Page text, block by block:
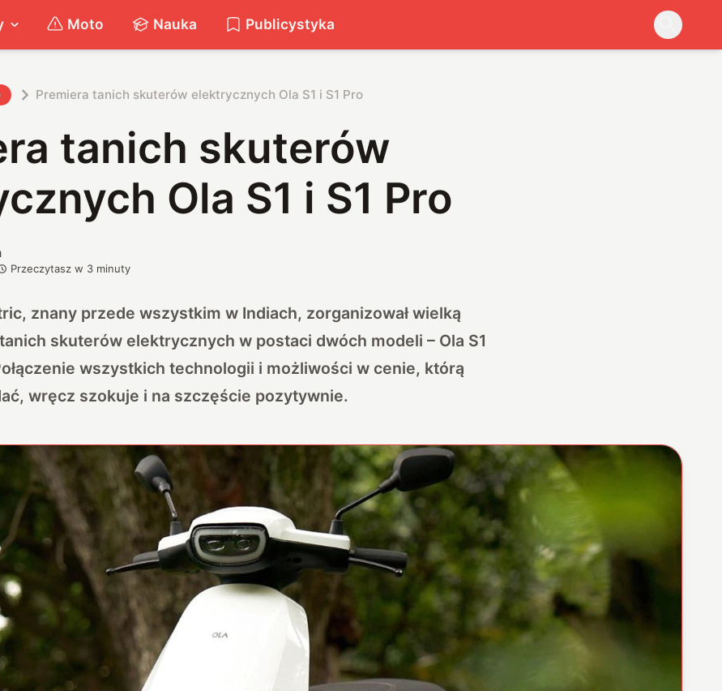
Moto Nauka Publicystyka
Premiera tanich skuterów elektrycznych Ola S1 i S1 Pro
tanich skuterów
Ola S1 i S1 Pro
Przeczytasz w 3 minuty
znany przede wszystkim w Indiach, zorganizował wielką
skuterów elektrycznych w postaci dwóch modeli – Ola S1
wszystkich technologii i możliwości w cenie, którą
wręcz szokuje i na szczęście pozytywnie.